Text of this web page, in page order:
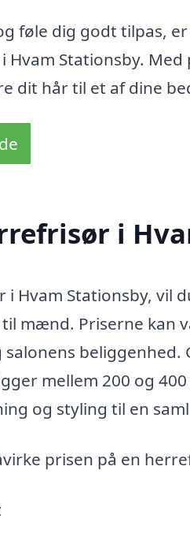
føle dig godt tilpas,
Stationsby.
dit hår til et af dine
i
Hvam Stationsby, vil
mænd. Priserne kan
mellem 200 og
og styling til en
prisen på en